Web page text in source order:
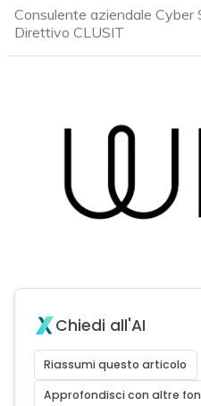
Consulente aziendale Cyber
Direttivo CLUSIT
Chiedi all'AI
Riassumi questo articolo
Approfondisci con altre